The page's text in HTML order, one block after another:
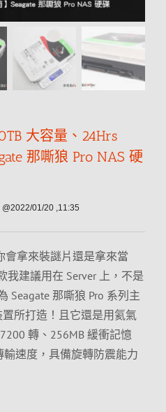
大容量、24Hrs
那嘶狼 Pro NAS 硬
@2022/01/20 ,11:35
會拿來裝謎片還是拿來當
我建議用在 Server 上，不是
Seagate 那嘶狼 Pro 系列主
所打造！且它還是用氦氣
轉、256MB 緩衝記憶
速度，具備旋轉防震能力